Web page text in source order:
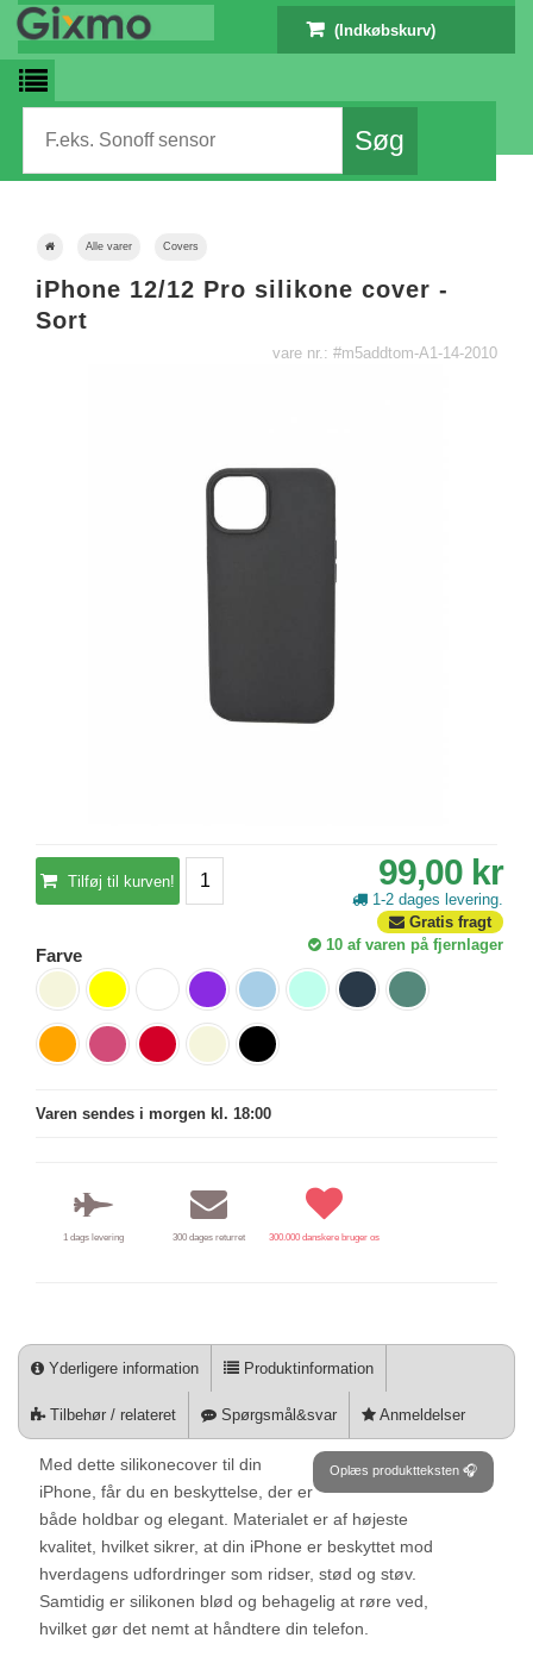
(Indkøbskurv)
Alle varer Covers
iPhone 12/12 Pro silikone cover -
Sort
vare nr.: #m5addtom-A1-14-2010
Tilføj til kurven! 99,00 kr
1-2 dages levering.
Gratis fragt
10af varen på fjernlager
Farve
Varen sendes i morgen kl. 18:00
1 dags levering 300 dages returret 300.000 danskere bruger os
Yderligere information Produktinformation
Tilbehør / relateret Spørgsmål&svar Anmeldelser
Oplæs produktteksten 🎧
Med dette silikonecover til din
iPhone, får du en beskyttelse, der er
både holdbar og elegant. Materialet er af højeste
kvalitet, hvilket sikrer, at din iPhone er beskyttet mod
hverdagens udfordringer som ridser, stød og støv.
Samtidig er silikonen blød og behagelig at røre ved,
hvilket gør det nemt at håndtere din telefon.